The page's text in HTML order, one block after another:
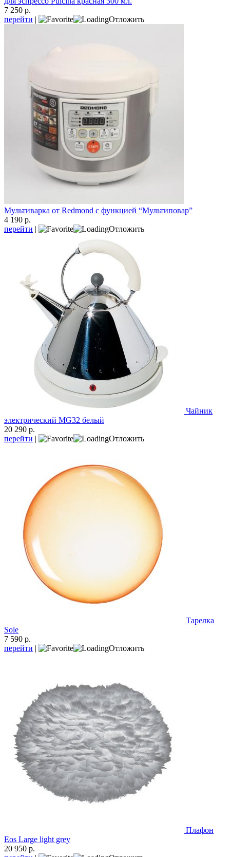
7 250 р.
перейти | Отложить
Мультиварка от Redmond с функцией “Мультиповар”
4 190 р.
перейти | Отложить
Чайник
электрический MG32 белый
20 290 р.
перейти | Отложить
Тарелка
Sole
7 590 р.
перейти | Отложить
Плафон
Eos Large light grey
20 950 р.